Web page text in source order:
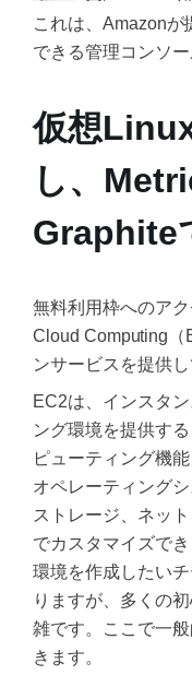
これは、Amazonが
できる管理コンソー
仮想
し、
Graphite
無料利用枠へのア
Cloud Computing（
ンサービスを提供し
EC2は、インスタ
ング環境を提供す
ピューティング機
オペレーティング
ストレージ、ネッ
でカスタマイズで
環境を作成したい
りますが、多くの
雑です。ここで一
きます。